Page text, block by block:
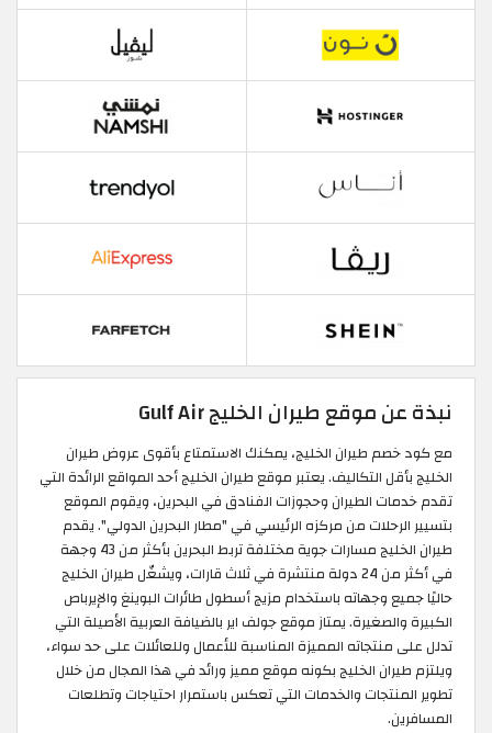
نبذة عن موقع طيران الخليج Gulf Air
مع كود خصم طيران الخليج، يمكنك الاستمتاع بأقوى عروض طيران
الخليج بأقل التكاليف. يعتبر موقع طيران الخليج أحد المواقع الرائدة التي
تقدم خدمات الطيران وحجوزات الفنادق في البحرين، ويقوم الموقع
بتسيير الرحلات من مركزه الرئيسي في "مطار البحرين الدولي". يقدم
طيران الخليج مسارات جوية مختلفة تربط البحرين بأكثر من 43 وجهة
في أكثر من 24 دولة منتشرة في ثلاث قارات، ويشغّل طيران الخليج
حاليًا جميع وجهاته باستخدام مزيج أسطول طائرات البوينغ والإيرباص
الكبيرة والصغيرة. يمتاز موقع جولف اير بالضيافة العربية الأصيلة التي
تدلل على منتجاته المميزة المناسبة للأعمال وللعائلات على حد سواء،
ويلتزم طيران الخليج بكونه موقع مميز ورائد في هذا المجال من خلال
تطوير المنتجات والخدمات التي تعكس باستمرار احتياجات وتطلعات
المسافرين.